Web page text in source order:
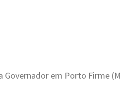
Governador em Porto Firme